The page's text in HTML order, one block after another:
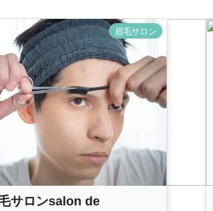
眉毛サロン
サロンsalon de